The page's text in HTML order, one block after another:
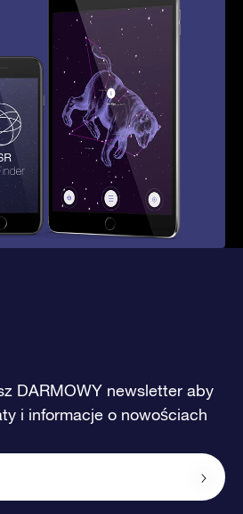
DARMOWY newsletter aby
i informacje o nowościach